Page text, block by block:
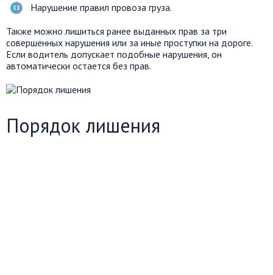
Нарушение правил провоза груза.
Также можно лишиться ранее выданных прав за три
совершенных нарушения или за иные проступки на дороге.
Если водитель допускает подобные нарушения, он
автоматически остается без прав.
Порядок лишения